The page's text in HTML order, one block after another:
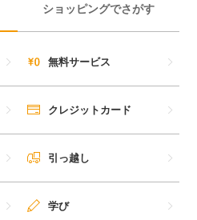
ショッピングでさがす
無料サービス
クレジットカード
引っ越し
学び